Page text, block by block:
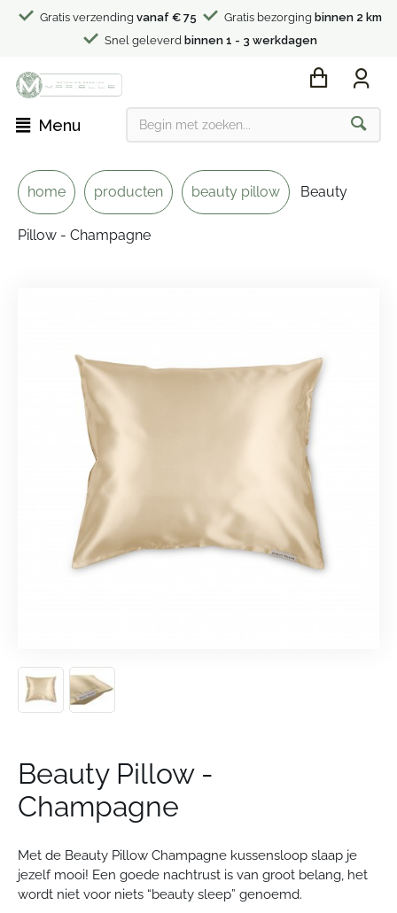
Gratis verzending vanaf € 75 Gratis bezorging binnen 2 km
Snel geleverd binnen 1 - 3 werkdagen
Menu
home producten beauty pillow Beauty
Pillow - Champagne
Beauty Pillow -
Champagne
Met de Beauty Pillow Champagne kussensloop slaap je
jezelf mooi! Een goede nachtrust is van groot belang, het
wordt niet voor niets “beauty sleep” genoemd.